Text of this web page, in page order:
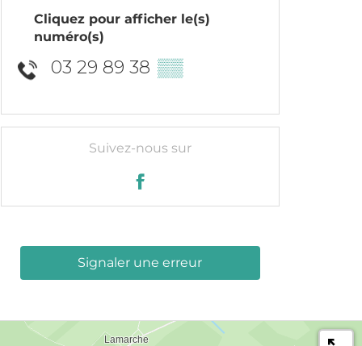
Cliquez pour afficher le(s)
numéro(s)
03 29 89 38 ▒▒
Suivez-nous sur
Signaler une erreur